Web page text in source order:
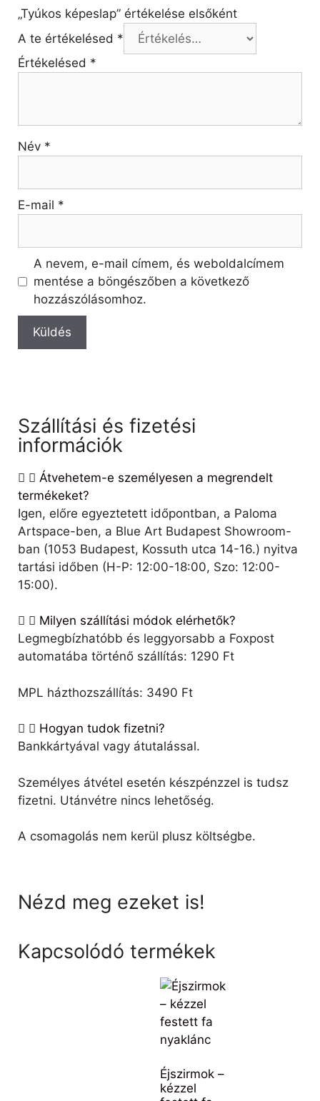
„Tyúkos képeslap” értékelése elsőként
A te értékelésed *
Értékelésed *
Név *
E-mail *
A nevem, e-mail címem, és weboldalcímem
mentése a böngészőben a következő
hozzászólásomhoz.
Szállítási és fizetési
információk
Átvehetem-e személyesen a megrendelt
termékeket?
Igen, előre egyeztetett időpontban, a Paloma
Artspace-ben, a Blue Art Budapest Showroom-
ban (1053 Budapest, Kossuth utca 14-16.) nyitva
tartási időben (H-P: 12:00-18:00, Szo: 12:00-
15:00).
Milyen szállítási módok elérhetők?
Legmegbízhatóbb és leggyorsabb a Foxpost
automatába történő szállítás: 1290 Ft
MPL házthozszállítás: 3490 Ft
Hogyan tudok fizetni?
Bankkártyával vagy átutalással.
Személyes átvétel esetén készpénzzel is tudsz
fizetni. Utánvétre nincs lehetőség.
A csomagolás nem kerül plusz költségbe.
Nézd meg ezeket is!
Kapcsolódó termékek
Éjszirmok –
kézzel